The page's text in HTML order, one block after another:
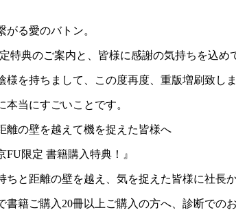
がる愛のバトン。
特典のご案内と、皆様に感謝の気持ちを込め
様を持ちまして、この度再度、重版増刷致しま
本当にすごいことです。
離の壁を越えて機を捉えた皆様へ
FU限定 書籍購入特典！』
ちと距離の壁を越え、気を捉えた皆様に社長
書籍ご購入20冊以上ご購入の方へ、診断での